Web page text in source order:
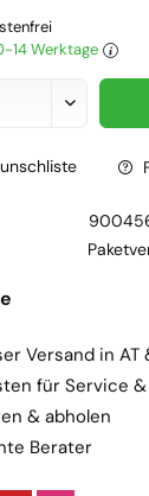
14 Werktage
Versand in AT
für Service
& abholen
Berater